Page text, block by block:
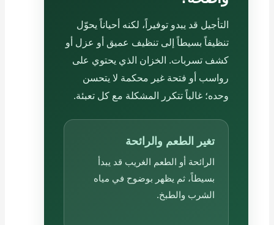
التأجيل قد يبدو توفيراً، لكنه أحياناً يحوّل
تنظيفاً بسيطاً إلى تنظيف عميق أو عزل أو
كشف تسربات. الخزان الذي يحتوي على
رواسب أو فتحة غير محكمة لا يتحسن
وحده؛ غالباً تتكرر المشكلة مع كل تعبئة.
تغير الطعم والرائحة
الرائحة أو الطعم الغريب قد يبدأ
بسيطاً، ثم يظهر بوضوح في مياه
الشرب والطبخ.